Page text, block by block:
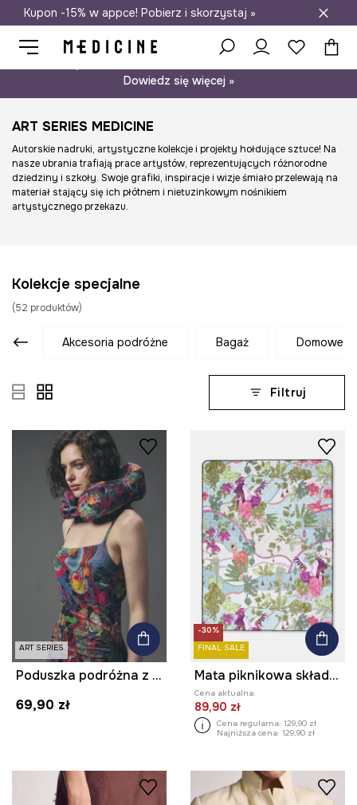
Darmowa dostawa do salonów
Kupon -15% w appce! Pobierz i skorzystaj »
Dowiedz się więcej »
ART SERIES MEDICINE
Autorskie nadruki, artystyczne kolekcje i projekty hołdujące sztuce! Na
nasze ubrania trafiają prace artystów, reprezentujących różnorodne
dziedziny i szkoły. Swoje grafiki, inspiracje i wizje śmiało przelewają na
materiał stający się ich płótnem i nietuzinkowym nośnikiem
artystycznego przekazu.
Kolekcje specjalne
(52 produktów)
akcesoria podróżne bagaż domowe
Filtruj
ART SERIES
Poduszka podróżna z kolekcji Tattoo Art by Tuan Nguyen
69,90 zł
-30%
FINAL SALE
Mata piknikowa składana z kolekcji Ilona Tambor x Medicine
Cena aktualna:
89,90 zł
Cena regularna: 129,90 zł
Najniższa cena: 129,90 zł